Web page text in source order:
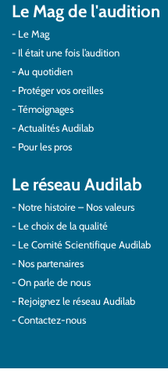
Le Mag de l'audition
Le Mag
Il était une fois l’audition
Au quotidien
Protéger vos oreilles
Témoignages
Actualités Audilab
Pour les pros
Le réseau Audilab
Notre histoire – Nos valeurs
Le choix de la qualité
Le Comité Scientifique Audilab
Nos partenaires
On parle de nous
Rejoignez le réseau Audilab
Contactez-nous